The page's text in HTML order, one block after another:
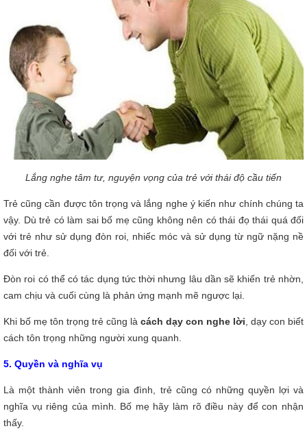
Lắng nghe tâm tư, nguyện vọng của trẻ với thái độ cầu tiến
Trẻ cũng cần được tôn trọng và lắng nghe ý kiến như chính chúng ta
vậy. Dù trẻ có làm sai bố mẹ cũng không nên có thái đọ thái quá đối
với trẻ như sử dụng đòn roi, nhiếc móc và sử dụng từ ngữ nặng nề
đối với trẻ.
Đòn roi có thể có tác dụng tức thời nhưng lâu dần sẽ khiến trẻ nhờn,
cam chịu và cuối cùng là phản ứng mạnh mẽ ngược lại.
Khi bố mẹ tôn trọng trẻ cũng là cách dạy con nghe lời, dạy con biết
cách tôn trọng những người xung quanh.
5. Quyền và nghĩa vụ
Là một thành viên trong gia đình, trẻ cũng có những quyền lợi và
nghĩa vụ riêng của mình. Bố mẹ hãy làm rõ điều này để con nhận
thấy.